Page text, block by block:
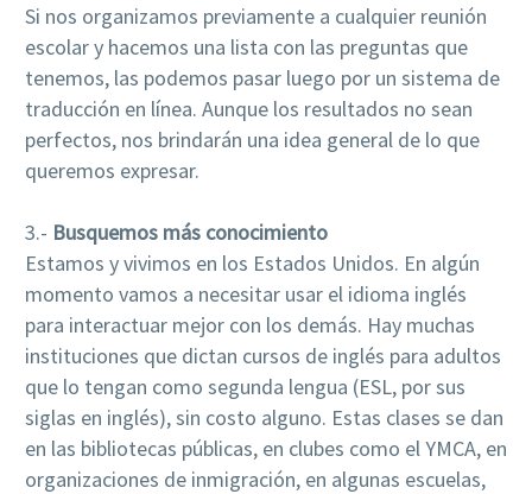
Si nos organizamos previamente a cualquier reunión
escolar y hacemos una lista con las preguntas que
tenemos, las podemos pasar luego por un sistema de
traducción en línea. Aunque los resultados no sean
perfectos, nos brindarán una idea general de lo que
queremos expresar.
3.- Busquemos más conocimiento
Estamos y vivimos en los Estados Unidos. En algún
momento vamos a necesitar usar el idioma inglés
para interactuar mejor con los demás. Hay muchas
instituciones que dictan cursos de inglés para adultos
que lo tengan como segunda lengua (ESL, por sus
siglas en inglés), sin costo alguno. Estas clases se dan
en las bibliotecas públicas, en clubes como el YMCA, en
organizaciones de inmigración, en algunas escuelas,